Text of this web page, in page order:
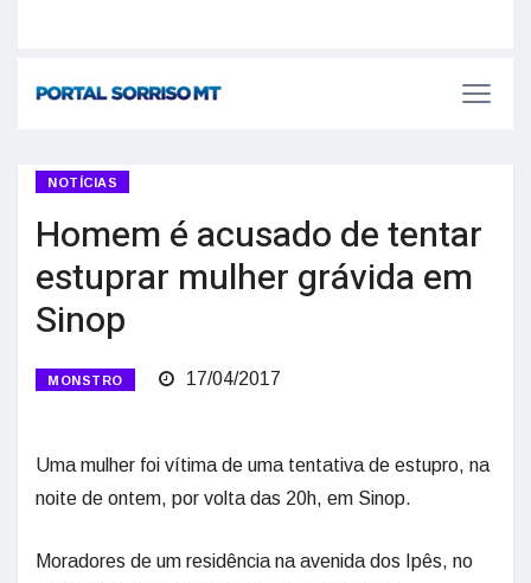
NOTÍCIAS
Homem é acusado de tentar
estuprar mulher grávida em
Sinop
MONSTRO 17/04/2017
Uma mulher foi vítima de uma tentativa de estupro, na
noite de ontem, por volta das 20h, em Sinop.
Moradores de um residência na avenida dos Ipês, no